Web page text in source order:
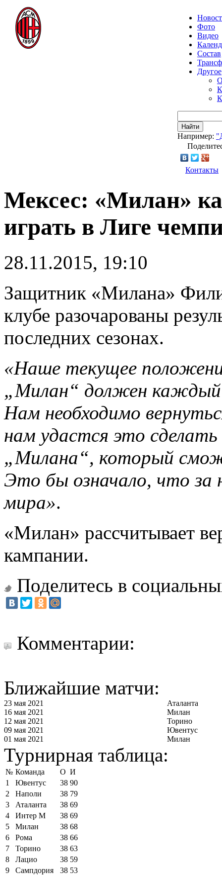
Фото
Видео
Состав
Другое
Найти
Например:
Контакты
Мексес: «Милан»
играть в Лиге
28.11.2015, 19:10
Защитник «Милана»
клубе разочарованы
последних сезонах.
«Наше текущее
„Милан“ должен каждый
Нам необходимо
нам удастся это
„Милана“, который
Это бы означало, что за
мира».
«Милан» рассчитывает
кампании.
Поделитесь в
Комментарии:
Ближайшие матчи:
23 мая 2021
Аталанта
16 мая 2021
Милан
12 мая 2021
Торино
09 мая 2021
Ювентус
01 мая 2021
Милан
Турнирная таблица:
№ Команда О И
1
Ювентус 38 90
2
Наполи 38 79
3
Аталанта 38 69
4
Интер М 38 69
5
Милан 38 68
6
Рома 38 66
7
Торино 38 63
8
Лацио 38 59
9
Сампдория 38 53